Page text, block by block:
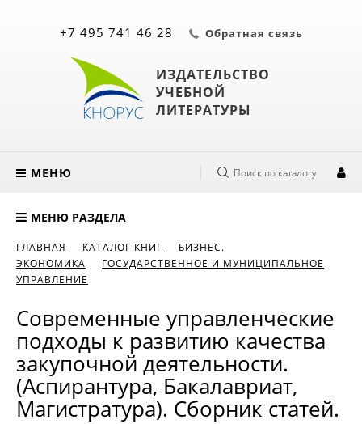
ИЗДАТЕЛЬСТВО
УЧЕБНОЙ
ЛИТЕРАТУРЫ
+7 495 741 46 28 Обратная связь
МЕНЮ Поиск по каталогу
МЕНЮ РАЗДЕЛА
ГЛАВНАЯ КАТАЛОГ КНИГ
БИЗНЕС.
ЭКОНОМИКА
ГОСУДАРСТВЕННОЕ И МУНИЦИПАЛЬНОЕ
УПРАВЛЕНИЕ
Современные управленческие
подходы к развитию качества
закупочной деятельности.
(Аспирантура, Бакалавриат,
Магистратура). Сборник статей.